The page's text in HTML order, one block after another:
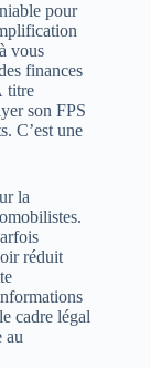
pour
vous
finances
titre
son FPS
C’est une
la
réduit
cadre légal
au